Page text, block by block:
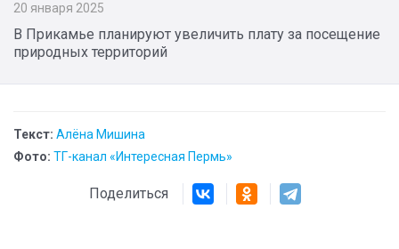
20 января 2025
В Прикамье планируют увеличить плату за посещение
природных территорий
Текст: Алёна Мишина
Фото: ТГ-канал «Интересная Пермь»
Поделиться